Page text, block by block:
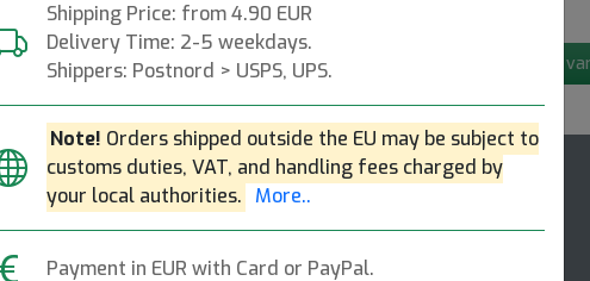
Shipping Price: from 4.90 EUR
Delivery Time: 2-5 weekdays.
Shippers: Postnord > USPS, UPS.
Note! Orders shipped outside the EU may be subject to
customs duties, VAT, and handling fees charged by
your local authorities. More..
Payment in EUR with Card or PayPal.
Nyheter Påfyllt Kampanjer
Snabba leveranser Fri frakt över 149 EUR Bonuspoäng på